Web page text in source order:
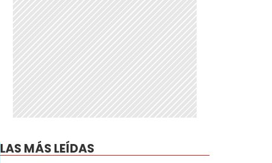
LAS MÁS LEÍDAS